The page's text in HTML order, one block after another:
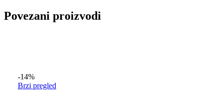
Povezani proizvodi
-14%
Brzi pregled